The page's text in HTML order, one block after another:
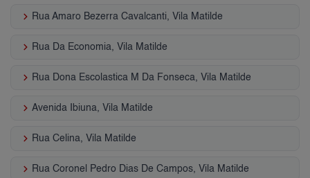
keyboard_arrow_right Rua Amaro Bezerra Cavalcanti, Vila Matilde
keyboard_arrow_right Rua Da Economia, Vila Matilde
keyboard_arrow_right Rua Dona Escolastica M Da Fonseca, Vila Matilde
keyboard_arrow_right Avenida Ibiuna, Vila Matilde
keyboard_arrow_right Rua Celina, Vila Matilde
keyboard_arrow_right Rua Coronel Pedro Dias De Campos, Vila Matilde